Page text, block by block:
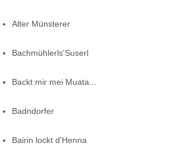
Alter Münsterer
Bachmühlerls'Suserl
Backt mir mei Muata...
Badndorfer
Bairin lockt d'Henna